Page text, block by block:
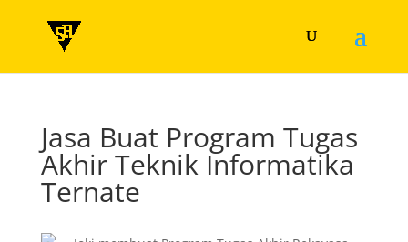
Jasa Buat Program Tugas
Akhir Teknik Informatika
Ternate